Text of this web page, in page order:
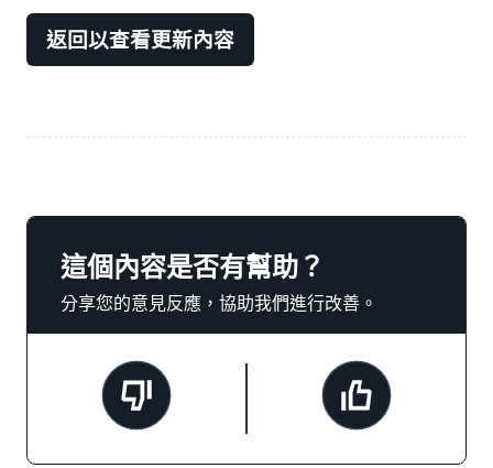
返回以查看更新內容
這個內容是否有幫助？
分享您的意見反應，協助我們進行改善。